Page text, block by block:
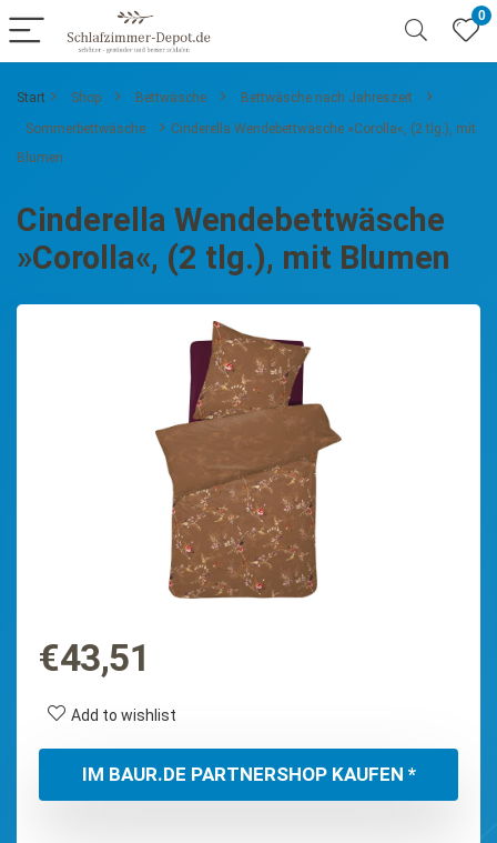
0
Start Shop Bettwäsche
Bettwäsche nach Jahreszeit
Sommerbettwäsche
Cinderella Wendebettwäsche »Corolla«, (2 tlg.), mit
Blumen
Cinderella Wendebettwäsche
»Corolla«, (2 tlg.), mit Blumen
€43,51
Add to wishlist
IM BAUR.DE PARTNERSHOP KAUFEN *